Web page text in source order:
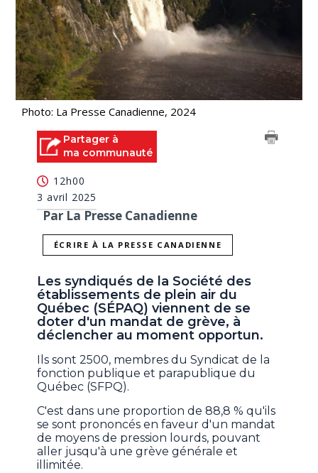
Photo: La Presse Canadienne, 2024
Partager à
ma communauté
12h00
3 avril 2025
Par La Presse Canadienne
ÉCRIRE À LA PRESSE CANADIENNE
Les syndiqués de la Société des
établissements de plein air du
Québec (SÉPAQ) viennent de se
doter d'un mandat de grève, à
déclencher au moment opportun.
Ils sont 2500, membres du Syndicat de la
fonction publique et parapublique du
Québec (SFPQ).
C'est dans une proportion de 88,8 % qu'ils
se sont prononcés en faveur d'un mandat
de moyens de pression lourds, pouvant
aller jusqu'à une grève générale et
illimitée.